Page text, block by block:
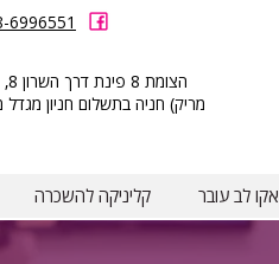
6996551
מריק) חניה בתשלום חניון
אקו לב עובר קליניקה להשכרה